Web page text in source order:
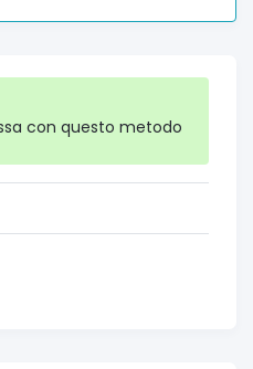
con questo metodo